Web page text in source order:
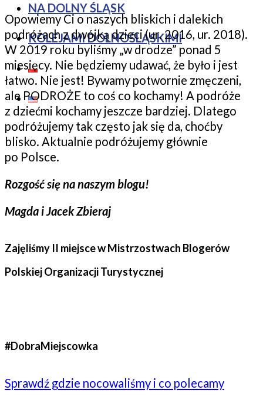
NA DOLNY ŚLĄSK
KOLEJAMI DOLNOŚLĄSKIMI
Opowiemy Ci o naszych bliskich i dalekich
podróżach z dwójką dzieci (ur. 2016, ur. 2018).
W 2019 roku byliśmy „w drodze” ponad 5
miesięcy. Nie będziemy udawać, że było i jest
łatwo. Nie jest! Bywamy potwornie zmęczeni,
ale PODROŻE to coś co kochamy! A podróże
z dziećmi kochamy jeszcze bardziej. Dlatego
podróżujemy tak często jak się da, choćby
blisko. Aktualnie podróżujemy głównie
po Polsce.
Rozgość się na naszym blogu!
Magda i Jacek Zbieraj
Zajęliśmy II miejsce w Mistrzostwach Blogerów
Polskiej Organizacji Turystycznej
#DobraMiejscowka
Sprawdź gdzie nocowaliśmy i co polecamy